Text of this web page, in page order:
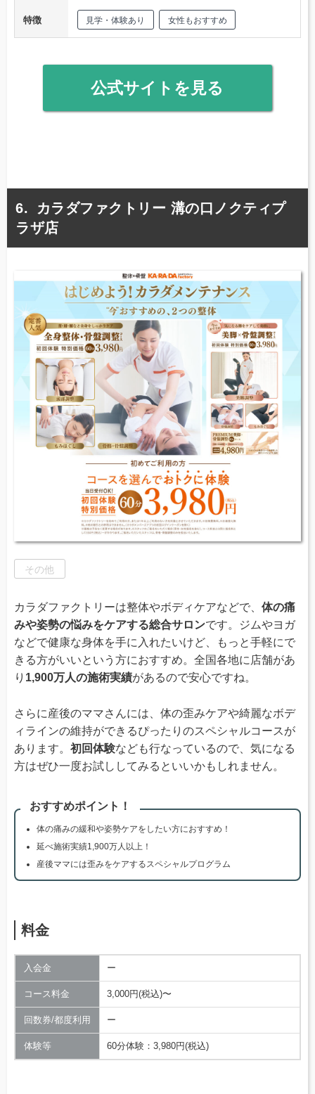
特徴 見学・体験あり 女性もおすすめ
公式サイトを見る
カラダファクトリー 溝の口ノクティプ
ラザ店
その他
カラダファクトリーは整体やボディケアなどで、 体の痛
みや姿勢の悩みをケアする総合サロンです。ジムやヨガ
などで健康な身体を手に入れたいけど、もっと手軽にで
きる方がいいという方におすすめ。全国各地に店舗があ
り 1,900万人の施術実績があるので安心ですね。
さらに産後のママさんには、体の歪みケアや綺麗なボデ
ィラインの維持ができるぴったりのスペシャルコースが
あります。 初回体験なども行なっているので、気になる
方はぜひ一度お試ししてみるといいかもしれません。
おすすめポイント！
体の痛みの緩和や姿勢ケアをしたい方におすすめ！
延べ施術実績1,900万人以上！
産後ママには歪みをケアするスペシャルプログラム
料金
入会金 ー
コース料金 3,000円(税込)〜
回数券/都度利用 ー
体験等 60分体験：3,980円(税込)